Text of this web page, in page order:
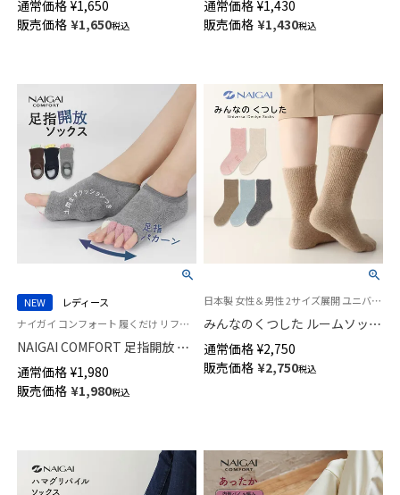
かかとシート付き レディース
93072007
通常価格 ¥1,650
販売価格 ¥1,650税込
口ループ付 クルー丈 足底滑り
止め付き 90370007
通常価格 ¥1,430
販売価格 ¥1,430税込
NEW
レディース
ナイガイ コンフォート 履くだけ リフレッシュ！足指ストレッチ
NAIGAI COMFORT 足指開放 カ
バーソックス 土踏まずクッショ
ン付き 足指セパレーター ルー
ムソックス レディース
通常価格 ¥1,980
販売価格 ¥1,980税込
日本製 女性＆男性 2サイズ展開 ユニバーサルデザイン 介護 履きやすい
みんなのくつした ルームソック
ス あたたかアンゴラ毛混 総パ
イル【締めつけない靴下】 クルー
丈 ユニセックス 90361013
通常価格 ¥2,750
販売価格 ¥2,750税込